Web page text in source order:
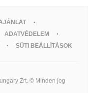
ADATVÉDELEM
SÜTI BEÁLLÍTÁSOK
Zrt. © Minden jog